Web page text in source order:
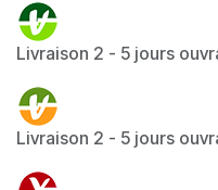
Livraison 2 - 5 jours
Livraison 2 - 5 jours